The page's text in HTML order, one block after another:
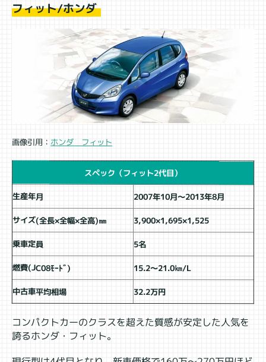
フィット/ホンダ
画像引用： ホンダ フィット
スペック（フィット2代目）
生産年月 2007年10月～2013年8月
サイズ(全長×全幅×全高)㎜ 3,900×1,695×1,525
乗車定員 5名
燃費(JC08ﾓｰﾄﾞ) 15.2～21.0㎞/L
中古車平均相場 32.2万円
コンパクトカーのクラスを超えた質感が安定した人気を
誇るホンダ・フィット。